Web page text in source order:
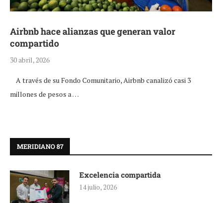
Airbnb hace alianzas que generan valor
compartido
30 abril, 2026
A través de su Fondo Comunitario, Airbnb canalizó casi 3
millones de pesos a …
MERIDIANO 87
Excelencia compartida
14 julio, 2026